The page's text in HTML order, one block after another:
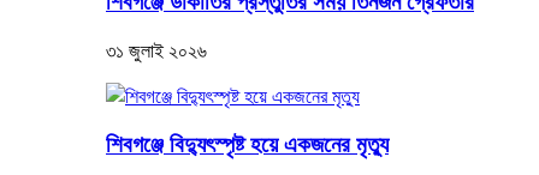
৩১ জুলাই ২০২৬
শিবগঞ্জে বিদ্যুৎস্পৃষ্ট হয়ে একজনের মৃত্যু